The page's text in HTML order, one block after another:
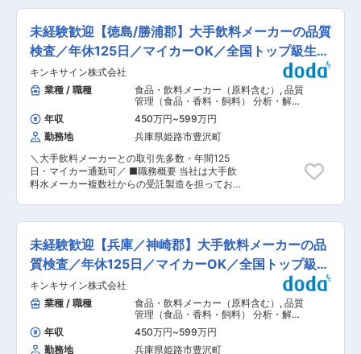
配属フォロー担当が、みなさまをサポートしま
す。仕事内容だけでなく、職場のルールや社内制
度など、仕事をしていく上で不安なことがあれ
ば、いつでもサポートしてもらえる環境がありま
す。 ★万が一、配属先の職場雰囲気や仕事内容、
人間関係が合わなかった場合でも、ジョブチェン
ジ制度があり、他の職場にチェンジすることが可
能です。 ★1人当たりの担当エンジニア数が多く
ならないようにしており、みなさまからお困りご
とや相談に対して、すぐに対応できるように整え
ております！ ■福利厚生： ◎社員寮 └当社が契約
する賃貸物件であれば、家賃と水道光熱費の全額
もしくは一部を負担する制度がございます。賃貸
になることができます。 ※引っ越し費用は上限10
万円まで会社が負担します。 ◎スマホアプリから
変更の範囲：本文参照
冷凍／チルド／常温流通）の開発工程において、
安全性や品質の確保を目的とした原料・開発品の
理化学分析業務をお任せします。 ■業務詳細： ◎
具体的な業務 ・栄養成分分析（３大栄養素、食物
繊維、ビタミン、ミネラルなど） ・機能性成分分
析（アミノ酸、有機酸、ポリフェノールなど） ・
有害物質分析（残留農薬、重金属、カビ毒、
PFAS など） ・異物分析（異臭成分、異物成分な
ど） ・その他理化学分析（メタボロミクス、香気
成分、味覚センサーなど） ◎ミッション ・同社が
手掛けるレトルト食品や飲料品を、市場に安全に
届けることがミッションです。 ・製品の安全性と
品質を両立させる「最後の砦」として、科学的根
拠に基づく判断でブランド価値を守ることを目指
していただきます。 ■業務の進め方： ・研究内
容に関しては、上長と相談のうえメンバーごとに
かはメンバー主体で判断。 ・メンバーの裁量権が
大きい点も特徴の職場です。 ■組織構成： ・人
数：8名（うち理化学研究を行っているのは3名で
す） ※微生物研究などを対応しているメンバーも
所属しています ＼食は心にはじまり「美味・安
全・安心・健康」を創る会社／ ・同社は、食品や
飲料の製造販売を行う、創業70年の食品メーカー
です。 ・世界初の市販用レトルト食品「ボンカレ
ー」のパイオニアとして知られ、マンナンヒカリ
未経験歓迎【徳島/勝浦郡】大手飲料メーカーの品質
検査／年休125日／マイカーOK／全国トップ級生産
量
キンキサイン株式会社
業種 / 職種
食品・飲料メーカー（原料含む） , 品質
管理（食品・香料・飼料） 分析・解
析・測定・各種評価試験（食品・香
料・飼料）
年収 450万円~599万円
勤務地
兵庫県姫路市豊沢町
＼大手飲料メーカーとの取引先多数・年間125
日・マイカー通勤可／ ■職務概要 当社は大手飲
料水メーカー複数社からの受託製造を担ってお
徳島県勝浦郡にある、徳島において“製造ライン
の品質管理業務”をお任せ致します ■職務内容 誰
でも知っているペットボトル飲料水の品質を担保
する仕事なので、やりがいと責任感を感じられる
お仕事です。 ＜具体的には＞ ・水質検査 ・原材
料確認 ・内用液の検査 ・ラベル・キャップ等の
外観検査など ※製造課と連携しながら、サンプル
抽出・調合・殺菌等の各工程毎に測定機器を用い
て検査をし、適正値か確認をして行くイメージで
す。 ※製造スタッフ約9名+品質管理担当1名の計
10名で一つの班となり、業務を行って頂きます。
未経験歓迎【兵庫／神崎郡】大手飲料メーカーの品
質検査／年休125日／マイカーOK／全国トップ級生
産量
キンキサイン株式会社
業種 / 職種
食品・飲料メーカー（原料含む） , 品質
管理（食品・香料・飼料） 分析・解
析・測定・各種評価試験（食品・香
料・飼料）
年収 450万円~599万円
勤務地
兵庫県姫路市豊沢町